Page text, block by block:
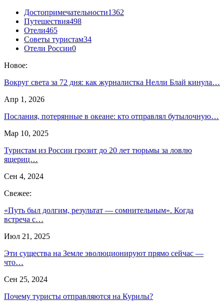
Достопримечательности1362
Путешествия498
Отели465
Советы туристам34
Отели России0
Новое:
Вокруг света за 72 дня: как журналистка Нелли Блай кинула…
Апр 1, 2026
Послания, потерянные в океане: кто отправлял бутылочную…
Мар 10, 2025
Туристам из России грозит до 20 лет тюрьмы за ловлю
ящериц…
Сен 4, 2024
Свежее:
«Путь был долгим, результат — сомнительным». Когда
встреча с…
Июл 21, 2025
Эти существа на Земле эволюционируют прямо сейчас —
что…
Сен 25, 2024
Почему туристы отправляются на Курилы?